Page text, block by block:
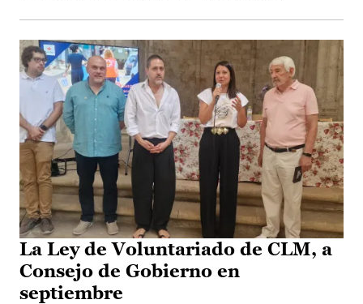
La Ley de Voluntariado de CLM, a
Consejo de Gobierno en
septiembre